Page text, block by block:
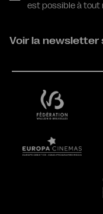
est possible à tout
Voir la newsletter